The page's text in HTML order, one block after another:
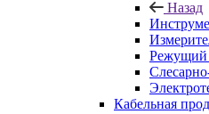
Назад
Режущий
Кабельная